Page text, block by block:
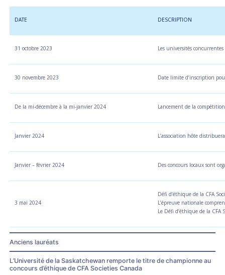
DATE DESCRIPTION
31 octobre 2023 Les universités
30 novembre 2023 Date limite d’inscription
De la mi-décembre à la mi-janvier 2024 Lancement de la
Janvier 2024 L’association hôte
Janvier – février 2024 Des concours locaux sont
3 mai 2024
Défi d’éthique de la CFA
L’épreuve nationale
Le Défi d’éthique de la
Anciens lauréats
L’Université de la Saskatchewan remporte le titre de championne au
concours d’éthique de CFA Societies Canada